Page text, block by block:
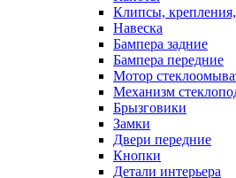
Клипсы,
Навеска
Бампера задние
Бампера передние
Мотор
Механизм
Брызговики
Замки
Двери передние
Кнопки
Детали интерьера